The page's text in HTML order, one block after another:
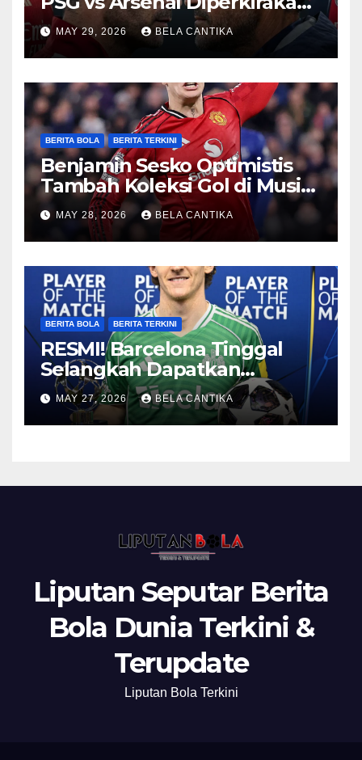
Sengit
MAY 29, 2026 BELA CANTIKA
BERITA BOLA BERITA TERKINI
Benjamin Sesko Optimistis
Tambah Koleksi Gol di Musim
2026/27
MAY 28, 2026 BELA CANTIKA
BERITA BOLA BERITA TERKINI
RESMI! Barcelona Tinggal
Selangkah Dapatkan
Anthony Gordon
MAY 27, 2026 BELA CANTIKA
Liputan Seputar Berita
Bola Dunia Terkini &
Terupdate
Liputan Bola Terkini